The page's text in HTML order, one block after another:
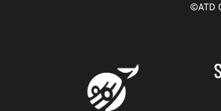
©ATD